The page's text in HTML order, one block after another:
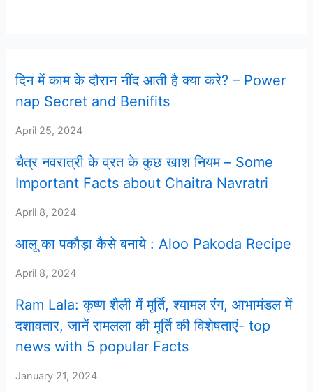
दिन में काम के दौरान नींद आती है क्या करे? – Power
nap Secret and Benifits
April 25, 2024
चैत्र नवरात्री के व्रत के कुछ खाश नियम – Some
Important Facts about Chaitra Navratri
April 8, 2024
आलू का पकौड़ा कैसे बनाये : Aloo Pakoda Recipe
April 8, 2024
Ram Lala: कृष्ण शैली में मूर्ति, श्यामल रंग, आभामंडल में
दशावतार, जानें रामलला की मूर्ति की विशेषताएं- top
news with 5 popular Facts
January 21, 2024